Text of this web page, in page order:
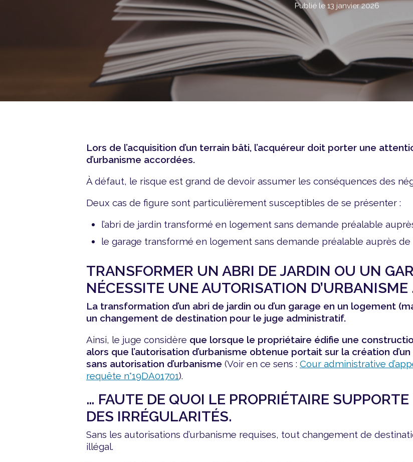
13 janvier 2026
Lors de l’acquisition d’un terrain bâti, l’acquéreur doit porter une
d’urbanisme accordées.
À défaut, le risque est grand de devoir assumer les conséquences des
Deux cas de figure sont particulièrement susceptibles de se présenter :
l’abri de jardin transformé en logement sans demande préalable
le garage transformé en logement sans demande préalable auprès de
TRANSFORMER UN ABRI DE JARDIN OU UN
NÉCESSITE UNE AUTORISATION D’URBANISME
La transformation d’un abri de jardin ou d’un garage en un logement
un changement de destination pour le juge administratif.
Ainsi, le juge considère que lorsque le propriétaire édifie une
alors que l’autorisation d’urbanisme obtenue portait sur la création
sans autorisation d’urbanisme (Voir en ce sens : Cour administrative
requête n°19DA01701).
… FAUTE DE QUOI LE PROPRIÉTAIRE
DES IRRÉGULARITÉS.
Sans les autorisations d’urbanisme requises, tout changement de
illégal.